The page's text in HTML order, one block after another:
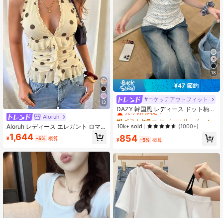
13
Aloruh
Aloruh レディース エレガント ロマ
ンチック カジュアル 通勤向け イエ
ロー ポルカドット柄 ホルターネック
タンクトップ Y2K ワークトップス お
出かけトップス セクシー トップス
¥1,644 -5% 概算
18
¥47 節約
#コケッテアウトフィット
DAZY 韓国風 レディース ドット柄
ノースリーブ リボントップス アウト
フィットに最適
#1 ベストセラー
に ノースリーブ 女性用ブラウス
売り切れ間近！
#1 ベストセラー
売り切れ間近！
#1 ベストセラー
売り切れ間近！
#1 ベストセラー
売り切れ間近！
10k+ sold (1000+)
¥854 -5% 概算